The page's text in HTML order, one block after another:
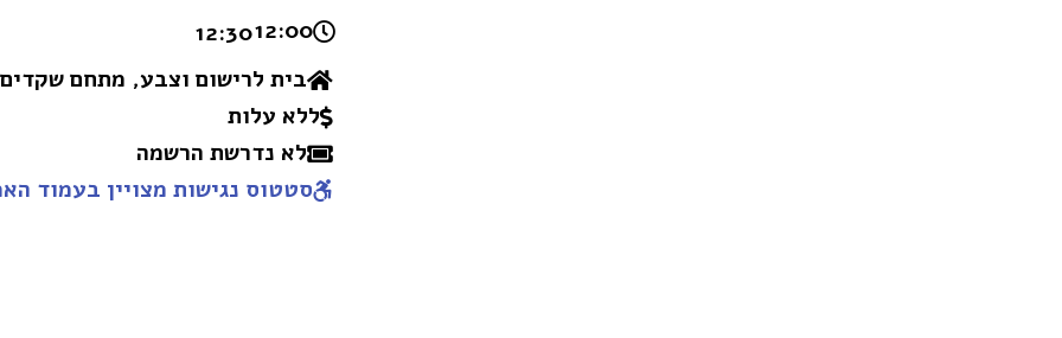
12:00 -
12:30
בית לרישום וצבע, מתחם
ללא עלות
לא נדרשת הרשמה
סטטוס נגישות מצויין בעמוד